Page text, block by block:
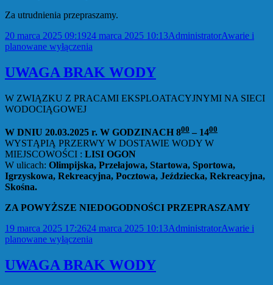
Za utrudnienia przepraszamy.
Data
publikacji
20 marca 2025 09:1924 marca 2025 10:13Autor
AdministratorKategorie
Awarie i
planowane wyłączenia
UWAGA BRAK WODY
W ZWIĄZKU Z PRACAMI EKSPLOATACYJNYMI NA SIECI
WODOCIĄGOWEJ
W DNIU 20.03.2025 r. W GODZINACH 800 – 1400
WYSTĄPIĄ PRZERWY W DOSTAWIE WODY W
MIEJSCOWOŚCI : LISI OGON
W ulicach: Olimpijska, Przełajowa, Startowa, Sportowa,
Igrzyskowa, Rekreacyjna, Pocztowa, Jeździecka, Rekreacyjna,
Skośna.
ZA POWYŻSZE NIEDOGODNOŚCI PRZEPRASZAMY
Data
publikacji
19 marca 2025 17:2624 marca 2025 10:13Autor
AdministratorKategorie
Awarie i
planowane wyłączenia
UWAGA BRAK WODY